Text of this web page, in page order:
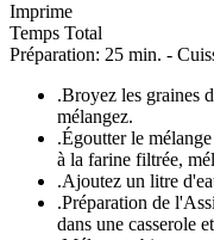
Imprime
Temps Total
Préparation: 25 min. -
.Broyez les graines
mélangez.
.Égoutter le
à la farine filtrée,
.Ajoutez un litre
.Préparation de
dans une casserole